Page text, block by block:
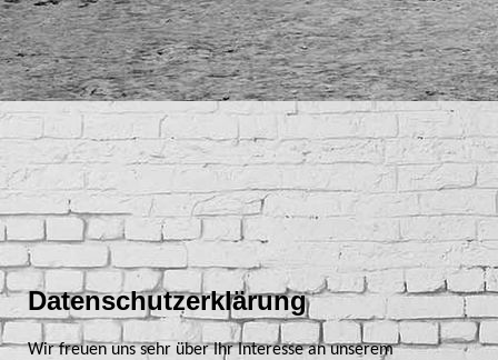
Datenschutzerklärung
Wir freuen uns sehr über Ihr Interesse an unserem